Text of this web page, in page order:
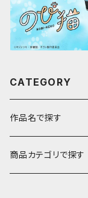
CATEGORY
作品名で探す
ア行
商品カテゴリで探す